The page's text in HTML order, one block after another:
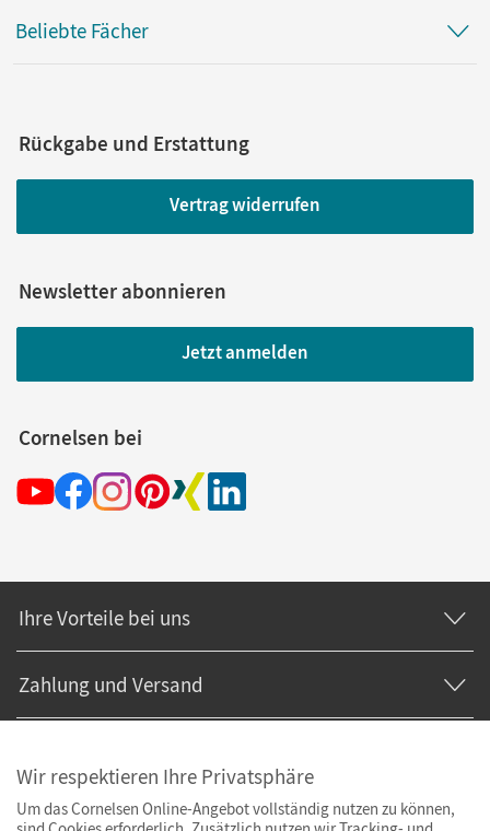
Beliebte Fächer
Rückgabe und Erstattung
Vertrag widerrufen
Newsletter abonnieren
Jetzt anmelden
Cornelsen bei
Ihre Vorteile bei uns
Zahlung und Versand
Wir respektieren Ihre Privatsphäre
Um das Cornelsen Online-Angebot vollständig nutzen zu können,